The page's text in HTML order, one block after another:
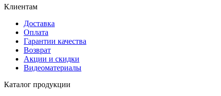
Клиентам
Доставка
Оплата
Гарантии качества
Возврат
Акции и скидки
Видеоматериалы
Каталог продукции